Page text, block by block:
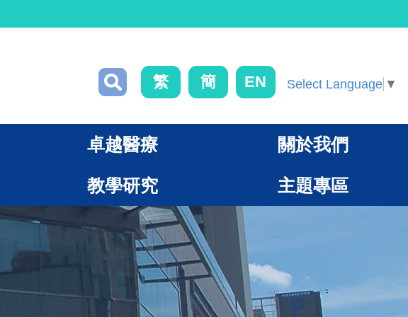
繁 簡 EN Select Language ▼
卓越醫療 關於我們
教學研究 主題專區